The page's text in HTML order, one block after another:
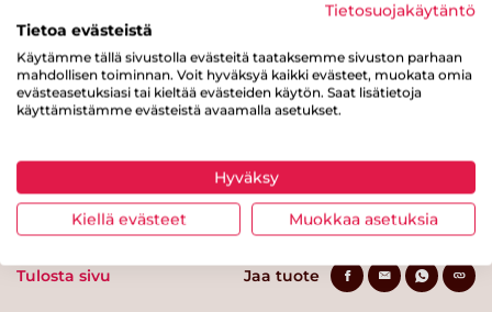
josta sokereita
Kuitua 0 g
Proteiinia
Tulosta sivu Jaa tuote
Tietosuojakäytäntö
Tietoa evästeistä
Käytämme tällä sivustolla evästeitä taataksemme sivuston parhaan
mahdollisen toiminnan. Voit hyväksyä kaikki evästeet, muokata omia
evästeasetuksiasi tai kieltää evästeiden käytön. Saat lisätietoja
käyttämistämme evästeistä avaamalla asetukset.
Hyväksy
Kiellä evästeet Muokkaa asetuksia